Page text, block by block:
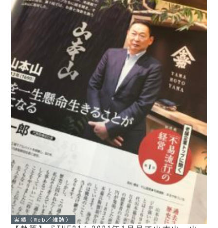
実績（Web／雑誌）